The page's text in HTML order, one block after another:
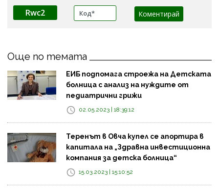
Rwc2
Още по темата
ЕИБ подпомага строежа на Детската
болница с анализ на нуждите от
педиатрични грижи
02.05.2023 | 18:39:12
Теренът в Овча купел се апортира в
капитала на „Здравна инвестиционна
компания за детска болница“
15.03.2023 | 15:10:52